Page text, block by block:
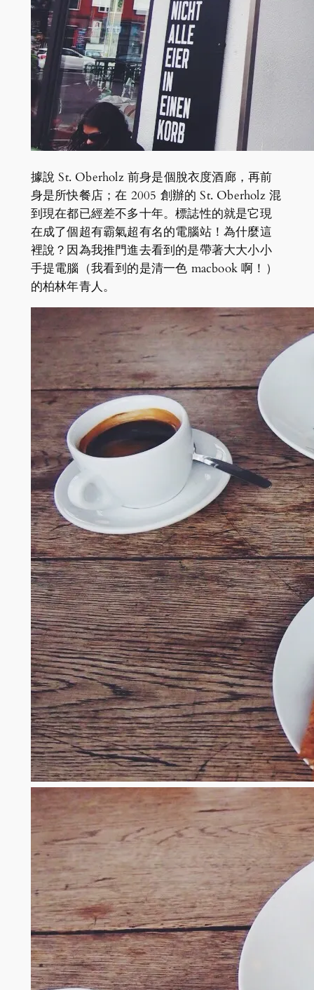
據說 St. Oberholz 前身是個脫衣度酒廊，再前
身是所快餐店；在 2005 創辦的 St. Oberholz 混
到現在都已經差不多十年。標誌性的就是它現
在成了個超有霸氣超有名的電腦站！為什麼這
裡說？因為我推門進去看到的是帶著大大小小
手提電腦（我看到的是清一色 macbook 啊！）
的柏林年青人。